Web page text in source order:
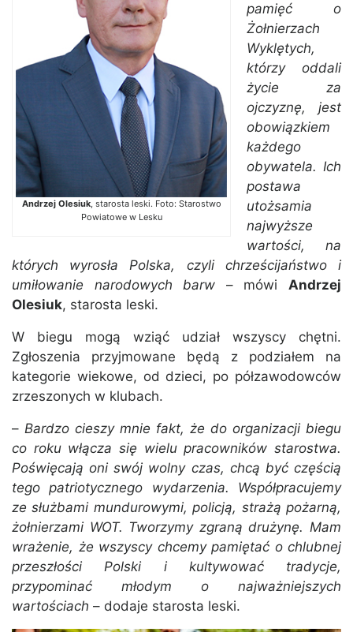
Andrzej Olesiuk, starosta leski. Foto: Starostwo
Powiatowe w Lesku
pamięć o
Żołnierzach
Wyklętych,
którzy oddali
życie za
ojczyznę, jest
obowiązkiem
każdego
obywatela. Ich
postawa
utożsamia
najwyższe
wartości, na
których wyrosła Polska, czyli chrześcijaństwo i
umiłowanie narodowych barw – mówiAndrzej
Olesiuk, starosta leski.
W biegu mogą wziąć udział wszyscy chętni.
Zgłoszenia przyjmowane będą z podziałem na
kategorie wiekowe, od dzieci, po półzawodowców
zrzeszonych w klubach.
– Bardzo cieszy mnie fakt, że do organizacji biegu
co roku włącza się wielu pracowników starostwa.
Poświęcają oni swój wolny czas, chcą być częścią
tego patriotycznego wydarzenia. Współpracujemy
ze służbami mundurowymi, policją, strażą pożarną,
żołnierzami WOT. Tworzymy zgraną drużynę. Mam
wrażenie, że wszyscy chcemy pamiętać o chlubnej
przeszłości Polski i kultywować tradycje,
przypominać młodym o najważniejszych
wartościach – dodaje starosta leski.